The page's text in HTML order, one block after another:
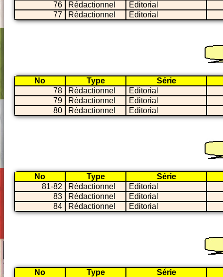
76
Rédactionnel
Editorial
77
Rédactionnel Editorial
No Type
Série
78
Rédactionnel
Editorial
79
Rédactionnel
Editorial
80
Rédactionnel Editorial
No Type
Série
81-82
Rédactionnel
Editorial
83
Rédactionnel
Editorial
84
Rédactionnel Editorial
No Type
Série